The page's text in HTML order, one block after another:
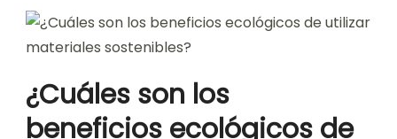
¿Cuáles son los
beneficios ecológicos de